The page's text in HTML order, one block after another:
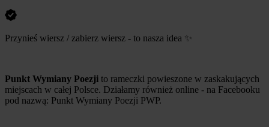
Przynieś wiersz / zabierz wiersz - to nasza idea ✨
Punkt Wymiany Poezji to rameczki powieszone w zaskakujących
miejscach w całej Polsce. Działamy również online - na Facebooku
pod nazwą: Punkt Wymiany Poezji PWP.